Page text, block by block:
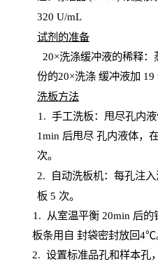
320 U/mL
试剂的准备
20×洗涤缓冲液的稀释：
份的20×洗涤 缓冲液加 19
洗板方法
1. 手工洗板：甩尽孔内
1min 后甩尽 孔内液体，
次。
2.
自动洗板机：每孔注
板 5 次。
1 . 从室温平衡 20min 后的
板条用自 封袋密封放回4℃
2. 设置标准品孔和样本孔